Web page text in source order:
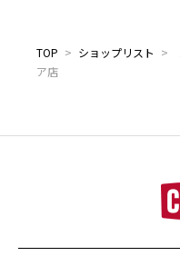
TOP > ショップリスト >
ア店